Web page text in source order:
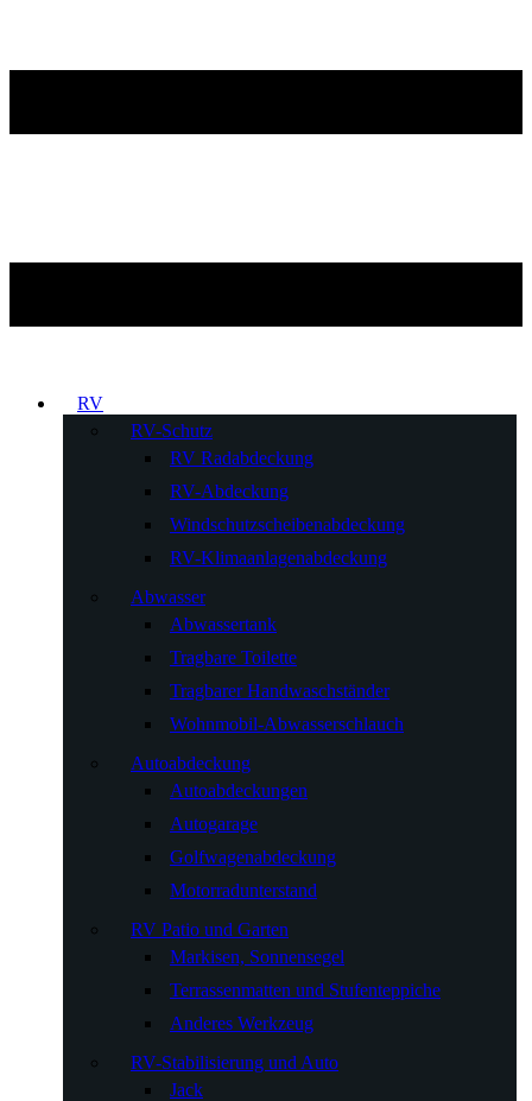
RV
RV-Schutz
RV Radabdeckung
RV-Abdeckung
Windschutzscheibenabdeckung
RV-Klimaanlagenabdeckung
Abwasser
Abwassertank
Tragbare Toilette
Tragbarer Handwaschständer
Wohnmobil-Abwasserschlauch
Autoabdeckung
Autoabdeckungen
Autogarage
Golfwagenabdeckung
Motorradunterstand
RV Patio und Garten
Markisen, Sonnensegel
Terrassenmatten und Stufenteppiche
Anderes Werkzeug
RV-Stabilisierung und Auto
Jack